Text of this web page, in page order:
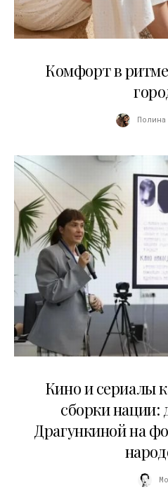
Комфорт в
Кино и сериалы
сборки нации:
Драгункиной на